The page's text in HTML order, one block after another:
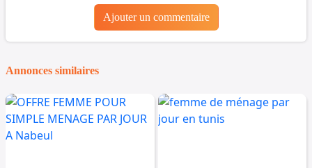
Ajouter un commentaire
Annonces similaires